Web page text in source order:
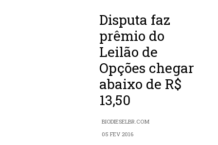
Disputa faz
prêmio do
Leilão de
Opções chegar
abaixo de R$
13,50
BIODIESELBR.COM
05 FEV 2016